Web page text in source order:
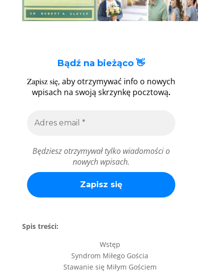
Bądź na bieżąco 👋
Zapisz się, aby otrzymywać info o nowych
wpisach na swoją skrzynkę pocztową.
Będziesz otrzymywał tylko wiadomości o
nowych wpisach.
Spis treści:
Wstęp
Syndrom Miłego Gościa
Stawanie się Miłym Gościem